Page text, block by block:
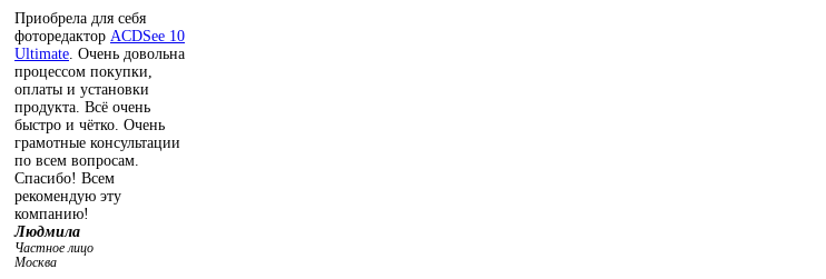
Приобрела для себя
фоторедактор ACDSee 10
Ultimate . Очень довольна
процессом покупки,
оплаты и установки
продукта. Всё очень
быстро и чётко. Очень
грамотные консультации
по всем вопросам.
Спасибо! Всем
рекомендую эту
компанию!
Людмила
Частное лицо
Москва